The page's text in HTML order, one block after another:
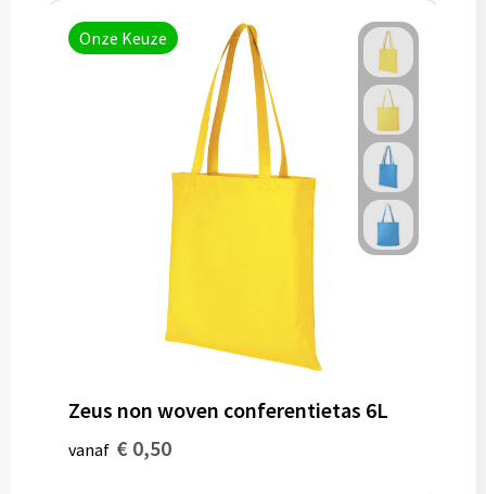
Onze Keuze
Zeus non woven conferentietas 6L
vanaf € 0,50